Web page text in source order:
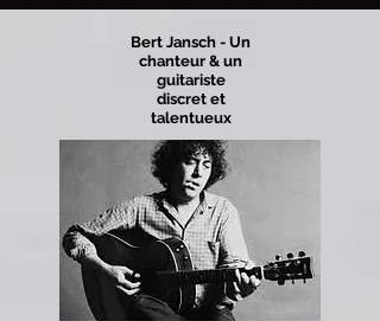
Bert Jansch - Un
chanteur & un
guitariste
discret et
talentueux